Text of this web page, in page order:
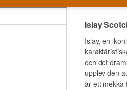
Islay
Islay, en
och det
upplev den
är ett mekka